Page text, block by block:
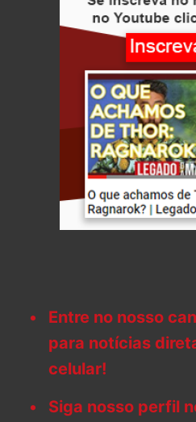
Entre no nosso
para notícias
celular!
Siga nosso perfil